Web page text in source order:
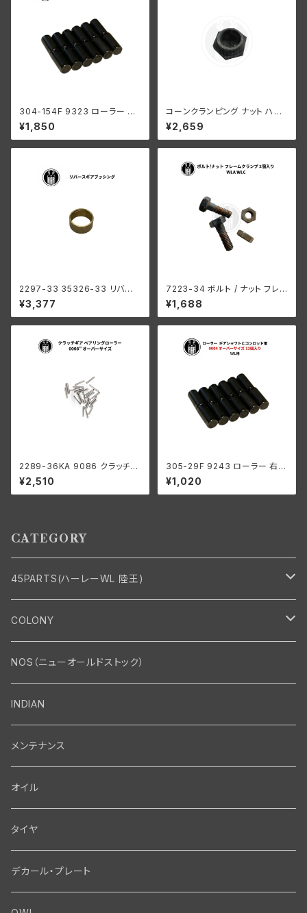
304-154F 9323 ローラー 左
側 +0004 オーバーサイズ 24
個入り スプロケットシャフト側
ハーレーダビッドソン 1929-73
¥1,850
コーンクランピング ナット ハン
ドルバー ステアリングダンパー
なし ハーレーダビッドソン 193
6-48年 EL FL UL パーカーラ
¥2,659
2297-33 35326-33 リバー
ス ギア ブッシング メインシャフ
ト ハーレーダビッドソン 1941-
73年 WL G ミッション
¥3,377
7223-34 ボルト / ナット フレ
ームクランプ 2個入り ハーレー
ダビッドソン WLA WLC
¥1,688
2289-36KA 9086 クラッチギ
ア ベアリングローラー 0008"
オーバーサイズ 24個 ハーレー
ダビッドソン
¥2,510
305-29F 9243 ローラー 右側
コンロッド用 +0004 オーバー
サイズ 12個入り ハーレーダビッ
ドソン 1929-73年 DL RL WL
¥1,020
CATEGORY
45PARTS(ハーレーWL 陸王)
エンジン
エンジン・シリンダーヘッド
バルブ・タペット関係
エンジン関係 ビックツイン
マフラー・インテーク・キャブレター
マフラー関係
インテーク・キャブレター関係
エレクトリカル
ジェネレーター関係
ディストリビューター関係
駆動系
ドライブチェーン関係
スプロケット・ベルトドライブキット
フロントフォーク・フレーム
フロントフォーク関係
ソフテイル用 New Springer Fork
シート・サドルバッグ
シートポスト関係
ソロサドルシート関係
ハンドルバー・タンク・フェンダー
ハンドルバー関係
COLONY
Bolt・Nut
Nut
Screw
Front End・Rear End
Wheel-Brake
Fork-Shockabsorber
Motor
Motor
Carbrator
Transmission・Primary
Transmission-Shifter
Primary-clutch-Kickstarter
Gastank・Oiltank
Oilline
Gastank・Oiltank
Electrical
Electrical
NOS（ニューオールドストック）
INDIAN
メンテナンス
オイル
タイヤ
デカール・プレート